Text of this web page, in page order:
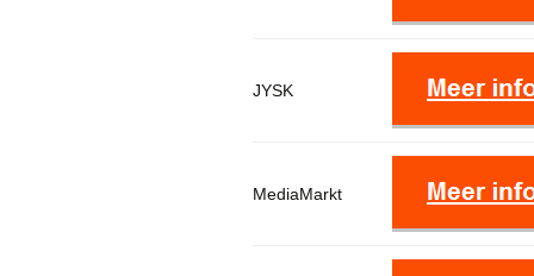
JYSK
MediaMarkt